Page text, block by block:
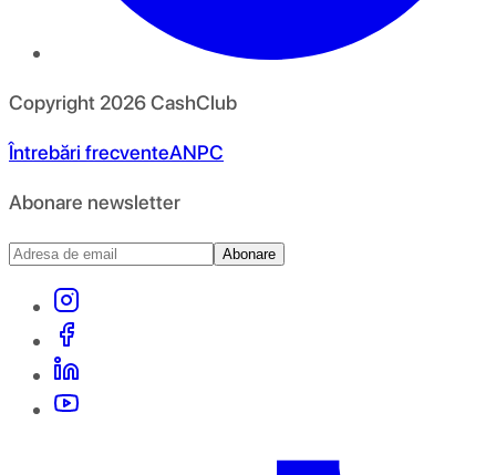
Copyright 2026CashClub
Întrebări frecventeANPC
Abonare newsletter
Abonare